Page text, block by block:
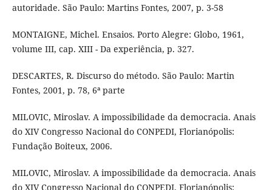
autoridade. São Paulo: Martins Fontes, 2007, p. 3-58
MONTAIGNE, Michel. Ensaios. Porto Alegre: Globo, 1961,
volume III, cap. XIII - Da experiência, p. 327.
DESCARTES, R. Discurso do método. São Paulo: Martin
Fontes, 2001, p. 78, 6ª parte
MILOVIC, Miroslav. A impossibilidade da democracia. Anais
do XIV Congresso Nacional do CONPEDI, Florianópolis:
Fundação Boiteux, 2006.
MILOVIC, Miroslav. A impossibilidade da democracia. Anais
do XIV Congresso Nacional do CONPEDI, Florianópolis: